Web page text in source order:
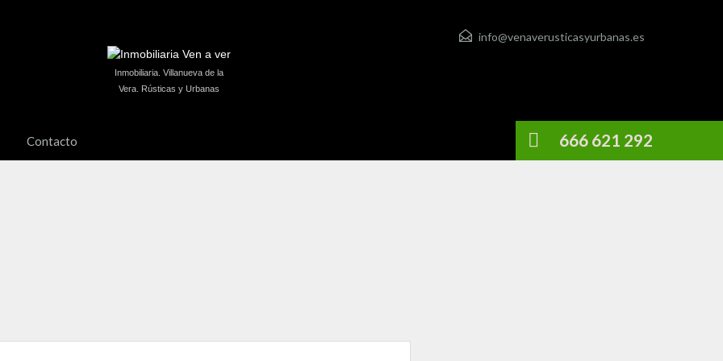
info@venaverusticasyurbanas.es
Inmobiliaria. Villanueva de la
Vera. Rústicas y Urbanas
Contacto 666 621 292